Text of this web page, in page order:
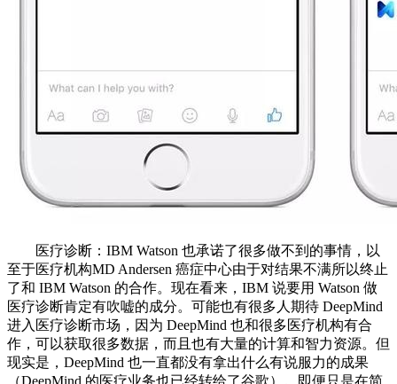
医疗诊断：IBM Watson 也承诺了很多做不到的事情，以
至于医疗机构MD Andersen 癌症中心由于对结果不满所以终止
了和 IBM Watson 的合作。现在看来，IBM 说要用 Watson 做
医疗诊断肯定有吹嘘的成分。可能也有很多人期待 DeepMind
进入医疗诊断市场，因为 DeepMind 也和很多医疗机构有合
作，可以获取很多数据，而且也有大量的计算和智力资源。但
现实是，DeepMind 也一直都没有拿出什么有说服力的成果
（DeepMind 的医疗业务也已经转给了谷歌）。即便只是在简